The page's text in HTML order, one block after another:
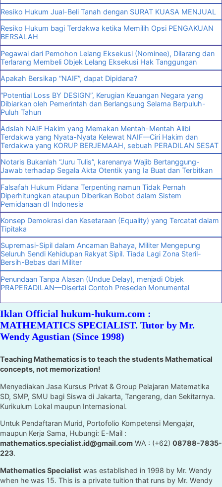
Resiko Hukum Jual-Beli Tanah dengan SURAT KUASA MENJUAL
Resiko Hukum bagi Terdakwa ketika Memilih Opsi PENGAKUAN
BERSALAH
Pegawai dari Pemohon Lelang Eksekusi (Nominee), Dilarang dan
Terlarang Membeli Objek Lelang Eksekusi Hak Tanggungan
Apakah Bersikap “NAIF”, dapat Dipidana?
“Potential Loss BY DESIGN”, Kerugian Keuangan Negara yang
Dibiarkan oleh Pemerintah dan Berlangsung Selama Berpuluh-
Puluh Tahun
Adslah NAIF Hakim yang Memakan Mentah-Mentah Alibi
Terdakwa yang Nyata-Nyata Kelewat NAIF—Ciri Hakim dan
Terdakwa yang KORUP BERJEMAAH, sebuah PERADILAN SESAT
Notaris Bukanlah “Juru Tulis”, karenanya Wajib Bertanggung-
Jawab terhadap Segala Akta Otentik yang Ia Buat dan Terbitkan
Falsafah Hukum Pidana Terpenting namun Tidak Pernah
Diperhitungkan ataupun Diberikan Bobot dalam Sistem
Pemidanaan dI Indonesia
Konsep Demokrasi dan Kesetaraan (Equality) yang Tercatat dalam
Tipitaka
Supremasi-Sipil dalam Ancaman Bahaya, Militer Mengepung
Seluruh Sendi Kehidupan Rakyat Sipil. Tiada Lagi Zona Steril-
Bersih-Bebas dari Militer
Penundaan Tanpa Alasan (Undue Delay), menjadi Objek
PRAPERADILAN—Disertai Contoh Preseden Monumental
Iklan Official hukum-hukum.com :
MATHEMATICS SPECIALIST. Tutor by Mr.
Wendy Agustian (Since 1998)
Teaching Mathematics is to teach the students Mathematical
concepts, not memorization!
Menyediakan Jasa Kursus Privat & Group Pelajaran Matematika
SD, SMP, SMU bagi Siswa di Jakarta, Tangerang, dan Sekitarnya.
Kurikulum Lokal maupun Internasional.
Untuk Pendaftaran Murid, Portofolio Kompetensi Mengajar,
maupun Kerja Sama, Hubungi: E-Mail :
mathematics.specialist.id@gmail.com WA : (+62) 08788-7835-
223.
Mathematics Specialist was established in 1998 by Mr. Wendy
when he was 15. This is a private tuition that runs by Mr. Wendy